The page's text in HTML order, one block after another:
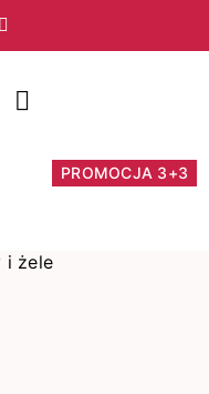
Poprzedni
PROMOCJA 3+3